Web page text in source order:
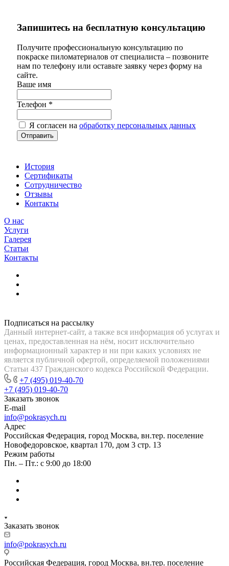
Запишитесь на бесплатную консультацию
Получите профессиональную консультацию по
покраске пиломатериалов от специалиста – позвоните
нам по телефону или оставьте заявку через форму на
сайте.
Ваше имя
Телефон *
Я согласен на обработку персональных данных
История
Сертификаты
Сотрудничество
Отзывы
Контакты
О нас
Услуги
Галерея
Статьи
Контакты
Подписаться на рассылку
Данный интернет-сайт, а также вся информация об услугах и
ценах, предоставленная на нём, носит исключительно
информационный характер и ни при каких условиях не
является публичной офертой, определяемой положениями
Статьи 437 Гражданского кодекса Российской Федерации.
+7 (495) 019-40-70
+7 (495) 019-40-70
Заказать звонок
E-mail
info@pokrasych.ru
Адрес
Российская Федерация, город Москва, вн.тер. поселение
Новофедоровское, квартал 170, дом 3 стр. 13
Режим работы
Пн. – Пт.: с 9:00 до 18:00
Заказать звонок
info@pokrasych.ru
Российская Федерация, город Москва, вн.тер. поселение